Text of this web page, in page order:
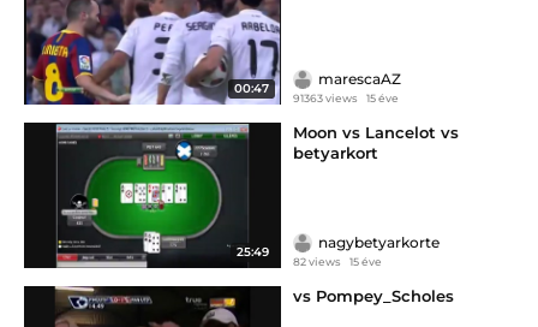
00:47
marescaAZ
91363 views 15 éve
25:49
Moon vs Lancelot vs
betyarkort
nagybetyarkorte
82 views 15 éve
vs Pompey_Scholes